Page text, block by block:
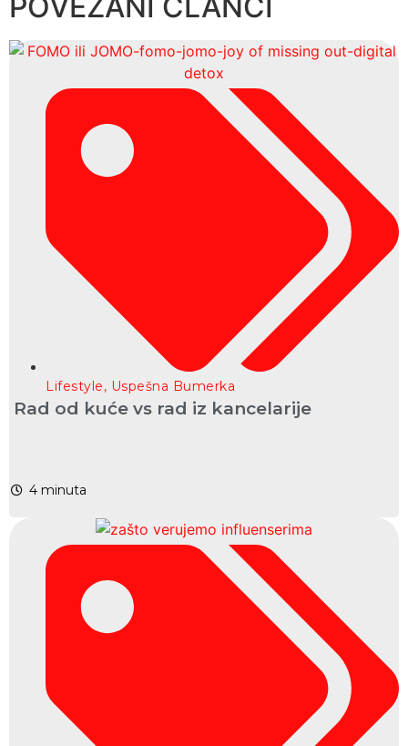
POVEZANI ČLANCI
Lifestyle, Uspešna Bumerka
Rad od kuće vs rad iz kancelarije
4 minuta